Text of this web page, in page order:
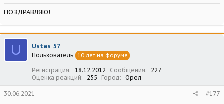
ПОЗДРАВЛЯЮ!
U Ustas 57
Пользователь 10 лет на форуме
Регистрация 18.12.2012 Сообщения
227
Оценка реакций
255 Город Орел
30.06.2021 #177